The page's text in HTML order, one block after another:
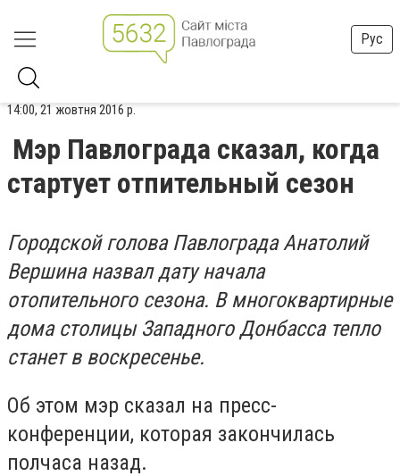
Рус
14:00, 21 жовтня 2016 р.
Мэр Павлограда сказал, когда
стартует отпительный сезон
Городской голова Павлограда Анатолий
Вершина назвал дату начала
отопительного сезона. В многоквартирные
дома столицы Западного Донбасса тепло
станет в воскресенье.
Об этом мэр сказал на пресс-
конференции, которая закончилась
полчаса назад.